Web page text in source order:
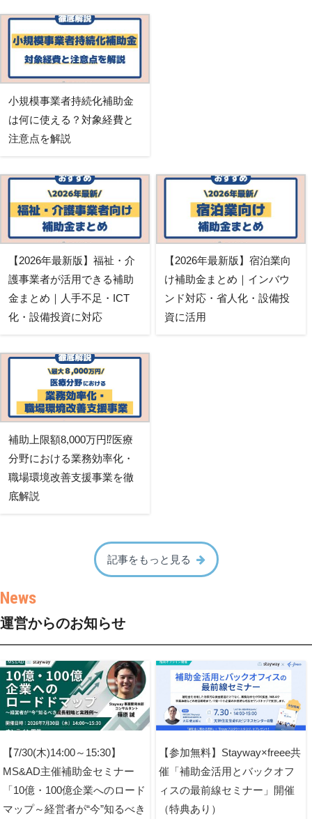
小規模事業者持続化補助金
は何に使える？対象経費と
注意点を解説
【2026年最新版】福祉・介
護事業者が活用できる補助
金まとめ｜人手不足・ICT
化・設備投資に対応
【2026年最新版】宿泊業向
け補助金まとめ｜インバウ
ンド対応・省人化・設備投
資に活用
補助上限額8,000万円⁉医療
分野における業務効率化・
職場環境改善支援事業を徹
底解説
記事をもっと見る
運営からのお知らせ
【7/30(木)14:00～15:30】
MS&AD主催補助金セミナー
「10億・100億企業へのロード
マップ～経営者が“今”知るべき
【参加無料】Stayway×freee共
催「補助金活用とバックオフ
ィスの最前線セミナー」開催
（特典あり）